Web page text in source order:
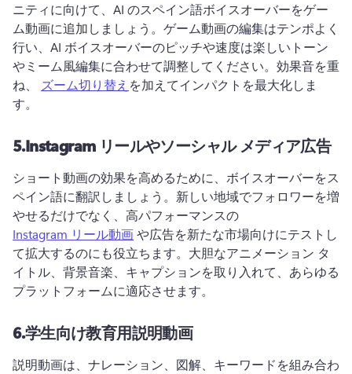
ニティに向けて、AI のスペイン語ボイスオーバーをゲー
ム動画に追加しましょう。 ゲーム動画の編集はテンポよく
行い、AI ボイスオーバーのピッチや速度は楽しいトーン
やミーム風編集に合わせて調整してください。 効果音を重
ね、 ズーム切り替え を加えてインパクトを最大化しま
す。
5.Instagram リールやソーシャル メディア広告
ショート動画の効果を高めるために、ボイスオーバーをス
ペイン語に翻訳しましょう。 新しい地域でフォロワーを増
やせるだけでなく、高パフォーマンスの
Instagram リール動画 や広告を新たな市場向けにテストし
て拡大するのにも役立ちます。 大胆なアニメーション タ
イトル、背景音楽、キャプションを取り入れて、あらゆる
プラットフォームに適応させます。
6.学生向け教育用説明動画
説明動画は、ナレーション、図解、キーワードを組み合わ